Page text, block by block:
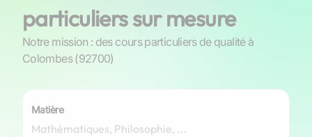
particuliers sur mesure
Notre mission : des cours particuliers de qualité à
Colombes (92700)
Matière